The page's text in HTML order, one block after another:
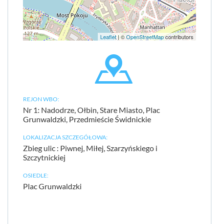
Leaflet| ©OpenStreetMapcontributors
REJON WBO:
Nr 1: Nadodrze, Ołbin, Stare Miasto, Plac
Grunwaldzki, Przedmieście Świdnickie
LOKALIZACJA SZCZEGÓŁOWA:
Zbieg ulic : Piwnej, Miłej, Szarzyńskiego i
Szczytnickiej
OSIEDLE:
Plac Grunwaldzki